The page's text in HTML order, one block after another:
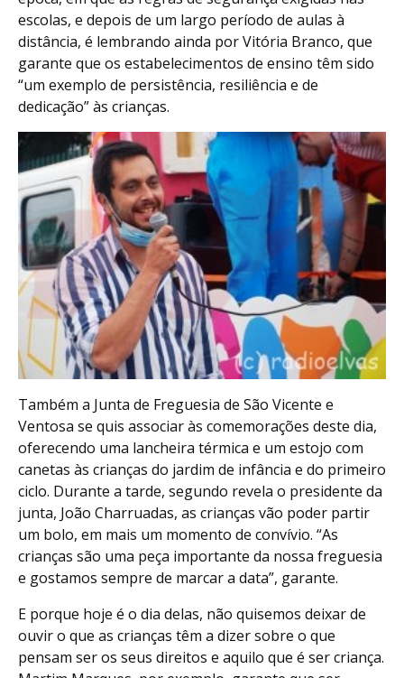
escolas, e depois de um largo período de aulas à
distância, é lembrando ainda por Vitória Branco, que
garante que os estabelecimentos de ensino têm sido
“um exemplo de persistência, resiliência e de
dedicação” às crianças.
Também a Junta de Freguesia de São Vicente e
Ventosa se quis associar às comemorações deste dia,
oferecendo uma lancheira térmica e um estojo com
canetas às crianças do jardim de infância e do primeiro
ciclo. Durante a tarde, segundo revela o presidente da
junta, João Charruadas, as crianças vão poder partir
um bolo, em mais um momento de convívio. “As
crianças são uma peça importante da nossa freguesia
e gostamos sempre de marcar a data”, garante.
E porque hoje é o dia delas, não quisemos deixar de
ouvir o que as crianças têm a dizer sobre o que
pensam ser os seus direitos e aquilo que é ser criança.